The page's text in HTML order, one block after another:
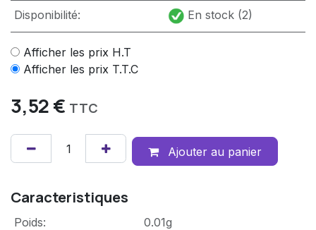
Disponibilité: En stock (2)
Afficher les prix H.T
Afficher les prix T.T.C
3,52€ TTC
Ajouter au panier
Caracteristiques
Poids:
0.01g